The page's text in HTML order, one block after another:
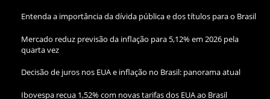
Entenda a importância da dívida pública e dos títulos para o Brasil
Mercado reduz previsão da inflação para 5,12% em 2026 pela
quarta vez
Decisão de juros nos EUA e inflação no Brasil: panorama atual
Ibovespa recua 1,52% com novas tarifas dos EUA ao Brasil